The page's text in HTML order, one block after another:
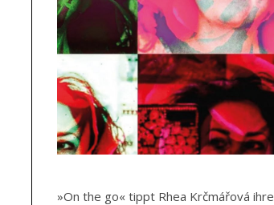
»On the go« tippt Rhea Krčmářová ihre